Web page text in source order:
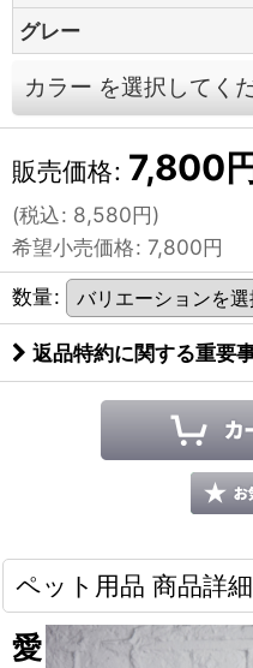
グレー
カラー を選択してく
販売価格: 7,800
(税込: 8,580円)
希望小売価格: 7,800円
数量:
返品特約に関する重要
ペット用品 商品詳細
愛